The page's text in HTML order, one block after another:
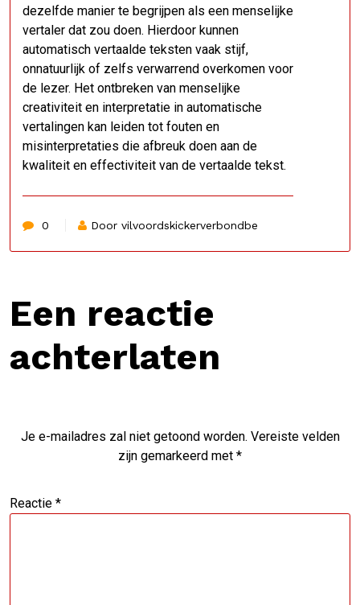
dezelfde manier te begrijpen als een menselijke
vertaler dat zou doen. Hierdoor kunnen
automatisch vertaalde teksten vaak stijf,
onnatuurlijk of zelfs verwarrend overkomen voor
de lezer. Het ontbreken van menselijke
creativiteit en interpretatie in automatische
vertalingen kan leiden tot fouten en
misinterpretaties die afbreuk doen aan de
kwaliteit en effectiviteit van de vertaalde tekst.
0 Door vilvoordskickerverbondbe
Een reactie
achterlaten
Je e-mailadres zal niet getoond worden. Vereiste velden
zijn gemarkeerd met *
Reactie *